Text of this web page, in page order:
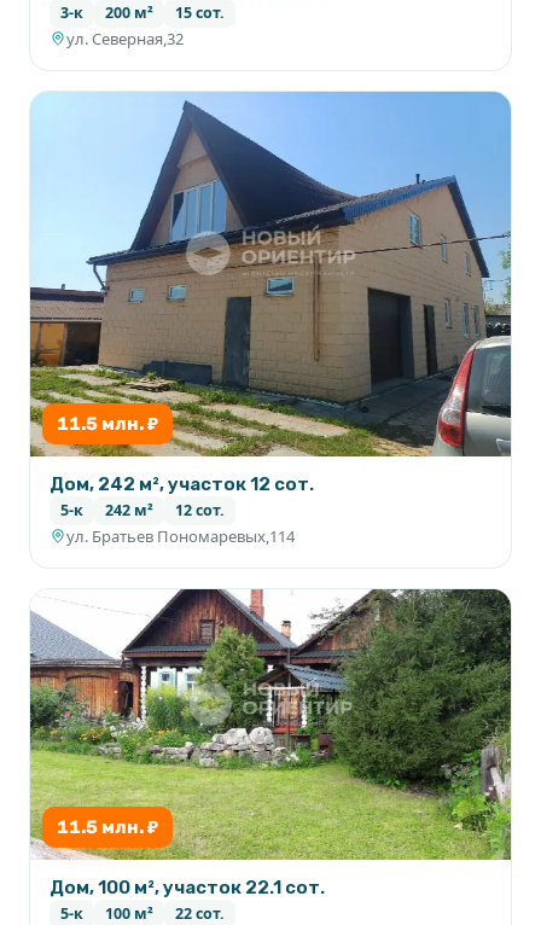
3-к 200 м² 15 сот.
ул. Северная,32
11.5 млн. ₽
Дом, 242 м², участок 12 сот.
5-к 242 м² 12 сот.
ул. Братьев Пономаревых,114
11.5 млн. ₽
Дом, 100 м², участок 22.1 сот.
5-к 100 м² 22 сот.